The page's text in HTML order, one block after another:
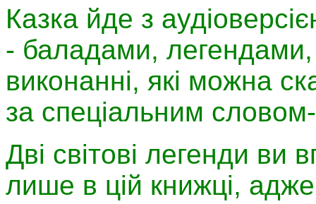
Казка йде з
- баладами,
виконанні, які можна
за спеціальним
Дві світові легенди ви
лише в цій книжці, адже